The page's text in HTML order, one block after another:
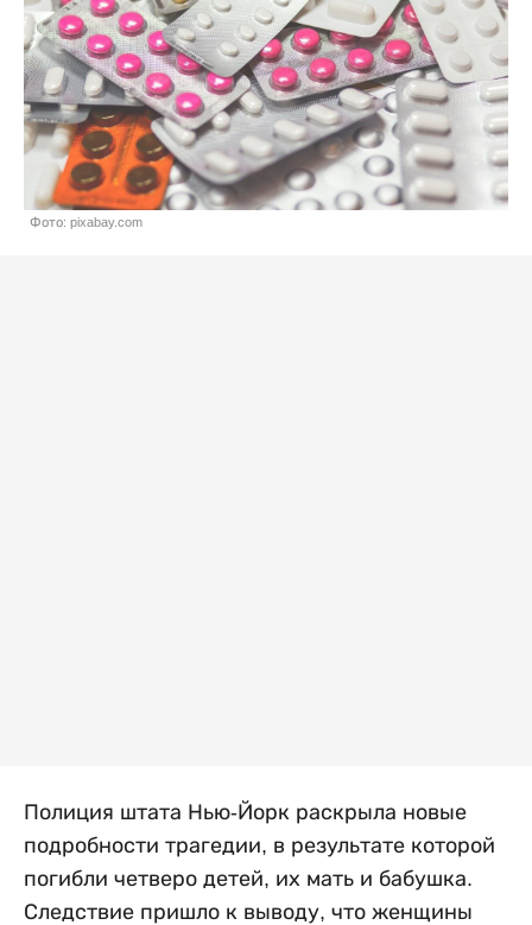
Фото: pixabay.com
Полиция штата Нью-Йорк раскрыла новые
подробности трагедии, в результате которой
погибли четверо детей, их мать и бабушка.
Следствие пришло к выводу, что женщины